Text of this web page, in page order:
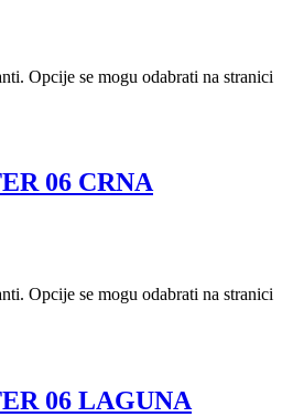
Opcije se mogu odabrati na stranici
06 CRNA
Opcije se mogu odabrati na stranici
06 LAGUNA